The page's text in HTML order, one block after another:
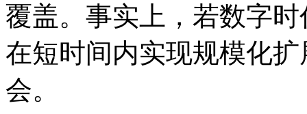
覆盖。事实上，若数字
在短时间内实现规模化
会。